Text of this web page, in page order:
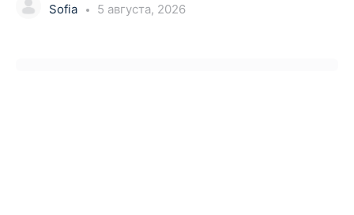
Sofia 5 августа, 2026